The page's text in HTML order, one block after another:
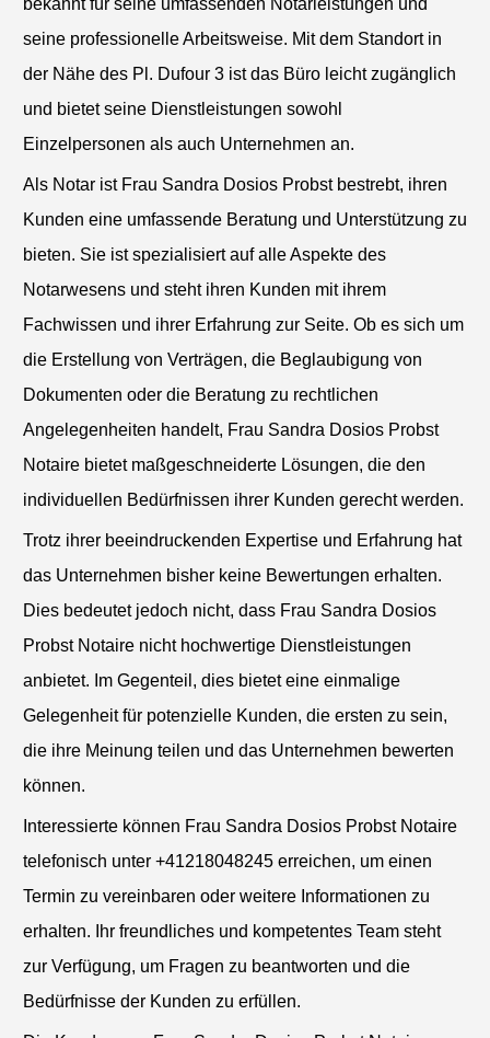
seine professionelle Arbeitsweise. Mit dem Standort in
der Nähe des Pl. Dufour 3 ist das Büro leicht zugänglich
und bietet seine Dienstleistungen sowohl
Einzelpersonen als auch Unternehmen an.
Als Notar ist Frau Sandra Dosios Probst bestrebt, ihren
Kunden eine umfassende Beratung und Unterstützung zu
bieten. Sie ist spezialisiert auf alle Aspekte des
Notarwesens und steht ihren Kunden mit ihrem
Fachwissen und ihrer Erfahrung zur Seite. Ob es sich um
die Erstellung von Verträgen, die Beglaubigung von
Dokumenten oder die Beratung zu rechtlichen
Angelegenheiten handelt, Frau Sandra Dosios Probst
Notaire bietet maßgeschneiderte Lösungen, die den
individuellen Bedürfnissen ihrer Kunden gerecht werden.
Trotz ihrer beeindruckenden Expertise und Erfahrung hat
das Unternehmen bisher keine Bewertungen erhalten.
Dies bedeutet jedoch nicht, dass Frau Sandra Dosios
Probst Notaire nicht hochwertige Dienstleistungen
anbietet. Im Gegenteil, dies bietet eine einmalige
Gelegenheit für potenzielle Kunden, die ersten zu sein,
die ihre Meinung teilen und das Unternehmen bewerten
können.
Interessierte können Frau Sandra Dosios Probst Notaire
telefonisch unter +41218048245 erreichen, um einen
Termin zu vereinbaren oder weitere Informationen zu
erhalten. Ihr freundliches und kompetentes Team steht
zur Verfügung, um Fragen zu beantworten und die
Bedürfnisse der Kunden zu erfüllen.